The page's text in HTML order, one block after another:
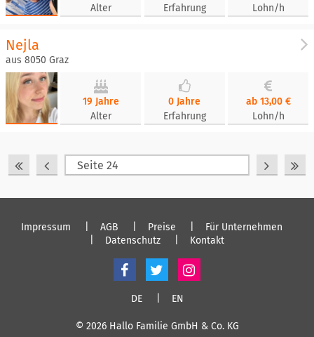
Alter
Erfahrung
Lohn/h
Nejla
aus 8050 Graz
19 Jahre
Alter
0 Jahre
Erfahrung
ab 13,00 €
Lohn/h
Impressum AGB Preise
Für Unternehmen
Datenschutz
Kontakt
DE EN
© 2026 Hallo Familie GmbH & Co. KG